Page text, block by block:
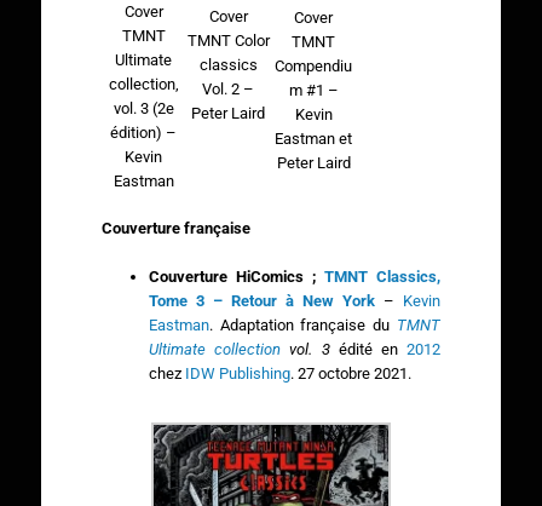
Cover
TMNT
Ultimate
collection,
vol. 3 (2e
édition) –
Kevin
Eastman
Cover
TMNT Color
classics
Vol. 2 –
Peter Laird
Cover
TMNT
Compendiu
m #1 –
Kevin
Eastman et
Peter Laird
Couverture française
Couverture HiComics ;TMNT Classics,
Tome 3 – Retour à New York – Kevin
Eastman. Adaptation française du TMNT
Ultimate collectionvol. 3 édité en2012
chez IDW Publishing. 27 octobre 2021.